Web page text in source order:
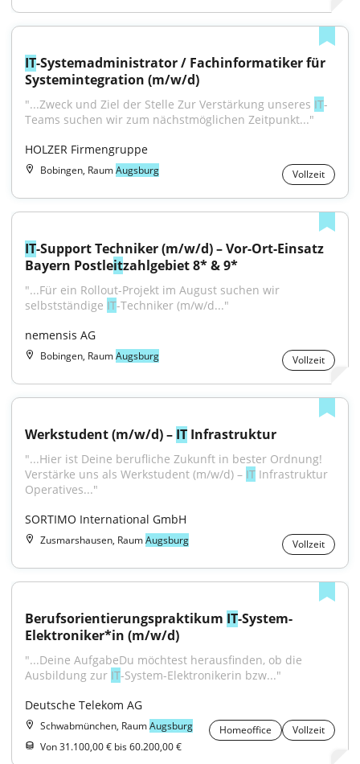
IT-Systemadministrator / Fachinformatiker für
Systemintegration (m/w/d)
"...Zweck und Ziel der Stelle Zur Verstärkung unseres IT-
Teams suchen wir zum nächstmöglichen Zeitpunkt..."
HOLZER Firmengruppe
Bobingen, RaumAugsburg Vollzeit
IT-Support Techniker (m/w/d) – Vor-Ort-Einsatz
Bayern Postleitzahlgebiet 8* & 9*
"...Für ein Rollout-Projekt im August suchen wir
selbstständige IT-Techniker (m/w/d..."
nemensis AG
Bobingen, RaumAugsburg Vollzeit
Werkstudent (m/w/d) – IT Infrastruktur
"...Hier ist Deine berufliche Zukunft in bester Ordnung!
Verstärke uns als Werkstudent (m/w/d) – IT Infrastruktur
Operatives..."
SORTIMO International GmbH
Zusmarshausen, RaumAugsburg Vollzeit
Berufsorientierungspraktikum IT-System-
Elektroniker*in (m/w/d)
"...Deine AufgabeDu möchtest herausfinden, ob die
Ausbildung zur IT-System-Elektronikerin bzw..."
Deutsche Telekom AG
Schwabmünchen, RaumAugsburg Homeoffice
Vollzeit
Von 31.100,00 € bis 60.200,00 €